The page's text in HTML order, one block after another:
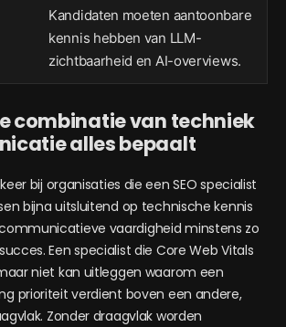
Kandidaten moeten aantoonbare
kennis hebben van LLM-
zichtbaarheid en AI-overviews.
combinatie van techniek
alles bepaalt
bij organisaties die een SEO specialist
bijna uitsluitend op technische kennis
vaardigheid minstens zo
Een specialist die Core Web Vitals
niet kan uitleggen waarom een
prioriteit verdient boven een andere,
Zonder draagvlak worden